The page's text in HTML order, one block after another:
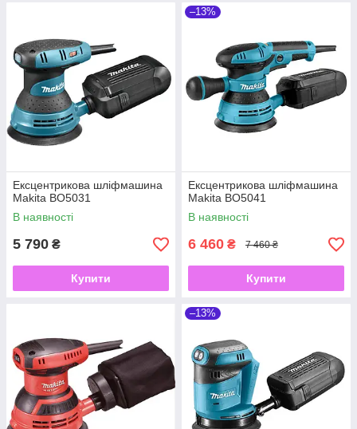
Ексцентрикова шліфмашина
Makita BO5031
В наявності
5 790 ₴
Купити
–13%
Ексцентрикова шліфмашина
Makita BO5041
В наявності
6 460 ₴ 7 460 ₴
Купити
–13%